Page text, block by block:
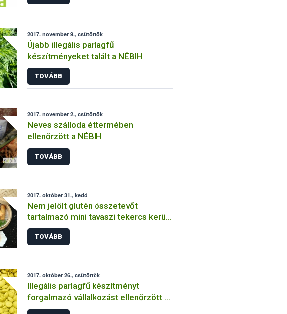
2017. november 9., csütörtök
Újabb illegális parlagfű
készítményeket talált a NÉBIH
TOVÁBB
2017. november 2., csütörtök
Neves szálloda éttermében
ellenőrzött a NÉBIH
TOVÁBB
2017. október 31., kedd
Nem jelölt glutén összetevőt
tartalmazó mini tavaszi tekercs került
forgalomba Magyarországon
TOVÁBB
2017. október 26., csütörtök
Illegális parlagfű készítményt
forgalmazó vállalkozást ellenőrzött a
NÉBIH